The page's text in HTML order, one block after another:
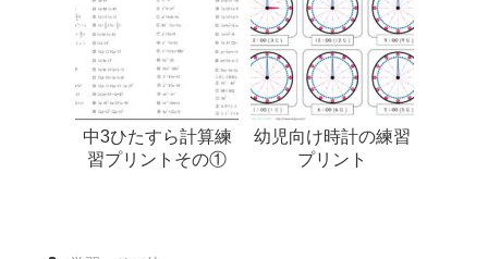
中3ひたすら計算練
習プリントその①
幼児向け時計の練習
プリント